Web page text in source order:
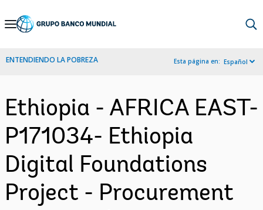
Skip
Navigation
ENTENDIENDO LA POBREZA Esta página en: Español
Ethiopia - AFRICA EAST-
P171034- Ethiopia
Digital Foundations
Project - Procurement